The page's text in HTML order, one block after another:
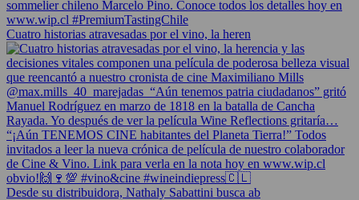
Cuatro historias atravesadas por el vino, la heren
Desde su distribuidora, Nathaly Sabattini busca ab